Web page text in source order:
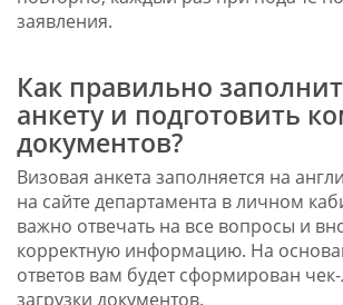
заявления.
Как правильно
анкету и подготовить
документов?
Визовая анкета заполняется на
на сайте департамента в личном
важно отвечать на все вопросы и
корректную информацию. На
ответов вам будет сформирован чек-
загрузки документов.